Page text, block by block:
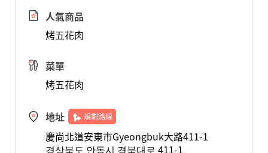
人氣商品
烤五花肉
菜單
烤五花肉
地址 規劃路線
慶尚北道安東市Gyeongbuk大路411-1
경상북도 안동시 경북대로 411-1